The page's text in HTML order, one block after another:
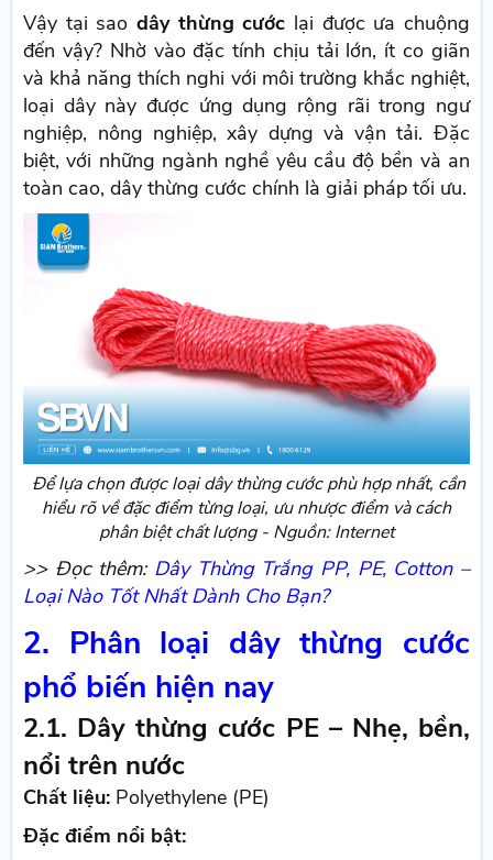
Vậy tại saodây thừng cước lại được ưa chuộng
đến vậy? Nhờ vào đặc tính chịu tải lớn, ít co giãn
và khả năng thích nghi với môi trường khắc nghiệt,
loại dây này được ứng dụng rộng rãi trong ngư
nghiệp, nông nghiệp, xây dựng và vận tải. Đặc
biệt, với những ngành nghề yêu cầu độ bền và an
toàn cao, dây thừng cước chính là giải pháp tối ưu.
Để lựa chọn được loại dây thừng cước phù hợp nhất, cần
hiểu rõ về đặc điểm từng loại, ưu nhược điểm và cách
phân biệt chất lượng - Nguồn: Internet
>> Đọc thêm: Dây Thừng Trắng PP, PE, Cotton –
Loại Nào Tốt Nhất Dành Cho Bạn?
2. Phân loại dây thừng cước
phổ biến hiện nay
2.1. Dây thừng cước PE – Nhẹ, bền,
nổi trên nước
Chất liệu: Polyethylene (PE)
Đặc điểm nổi bật: